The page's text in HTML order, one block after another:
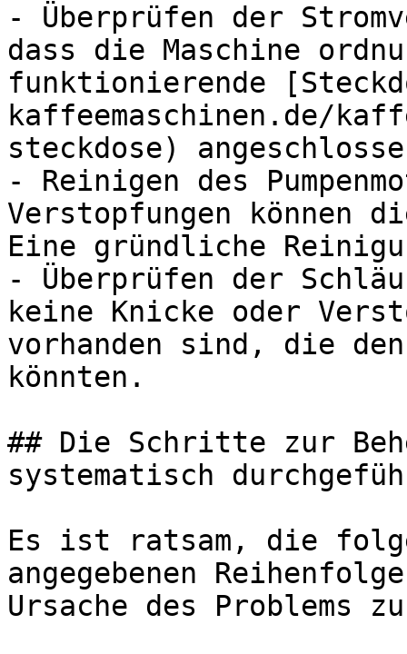
- Überprüfen der
dass die Maschine
funktionierende
kaffeemaschinen.de/
steckdose)
- Reinigen des
Verstopfungen können
Eine gründliche
- Überprüfen der
keine Knicke oder
vorhanden sind, die
könnten.
## Die Schritte zur
systematisch
Es ist ratsam, die
angegebenen
Ursache des Problems